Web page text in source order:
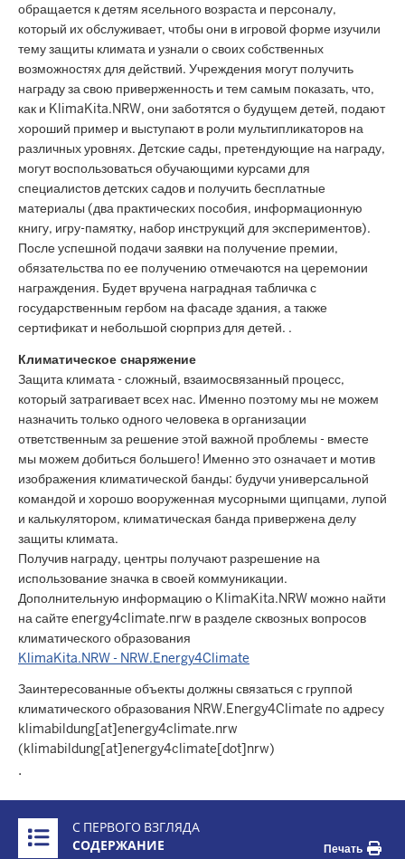
обращается к детям ясельного возраста и персоналу,
который их обслуживает, чтобы они в игровой форме изучили
тему защиты климата и узнали о своих собственных
возможностях для действий. Учреждения могут получить
награду за свою приверженность и тем самым показать, что,
как и KlimaKita.NRW, они заботятся о будущем детей, подают
хороший пример и выступают в роли мультипликаторов на
различных уровнях. Детские сады, претендующие на награду,
могут воспользоваться обучающими курсами для
специалистов детских садов и получить бесплатные
материалы (два практических пособия, информационную
книгу, игру-памятку, набор инструкций для экспериментов).
После успешной подачи заявки на получение премии,
обязательства по ее получению отмечаются на церемонии
награждения. Будет вручена наградная табличка с
государственным гербом на фасаде здания, а также
сертификат и небольшой сюрприз для детей. .
Климатическое снаряжение
Защита климата - сложный, взаимосвязанный процесс,
который затрагивает всех нас. Именно поэтому мы не можем
назначить только одного человека в организации
ответственным за решение этой важной проблемы - вместе
мы можем добиться большего! Именно это означает и мотив
изображения климатической банды: будучи универсальной
командой и хорошо вооруженная мусорными щипцами, лупой
и калькулятором, климатическая банда привержена делу
защиты климата.
Получив награду, центры получают разрешение на
использование значка в своей коммуникации.
Дополнительную информацию о KlimaKita.NRW можно найти
на сайте energy4climate.nrw в разделе сквозных вопросов
климатического образования
KlimaKita.NRW - NRW.Energy4Climate
Заинтересованные объекты должны связаться с группой
климатического образования NRW.Energy4Climate по адресу
klimabildung[at]energy4climate.nrw
(klimabildung[at]energy4climate[dot]nrw)
.
Inhalte
С ПЕРВОГО ВЗГЛЯДА
СОДЕРЖАНИЕ
Печать